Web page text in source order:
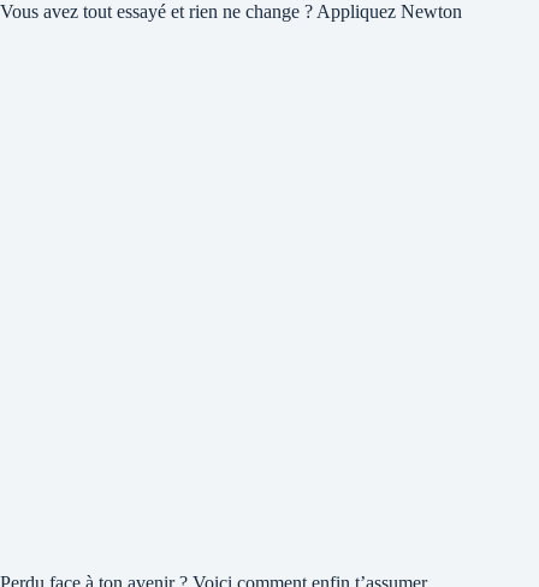
Vous avez tout essayé et rien ne change ? Appliquez Newton